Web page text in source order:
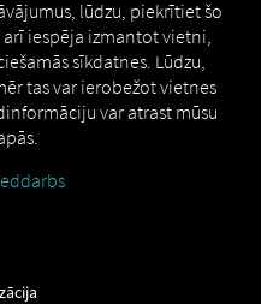
How
to
lūdzu, piekrītiet šo
iespēja izmantot vietni,
sīkdatnes. Lūdzu,
tas var ierobežot vietnes
var atrast mūsu